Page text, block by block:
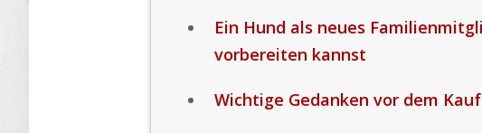
Ein Hund als neues
vorbereiten kannst
Wichtige Gedanken vor dem